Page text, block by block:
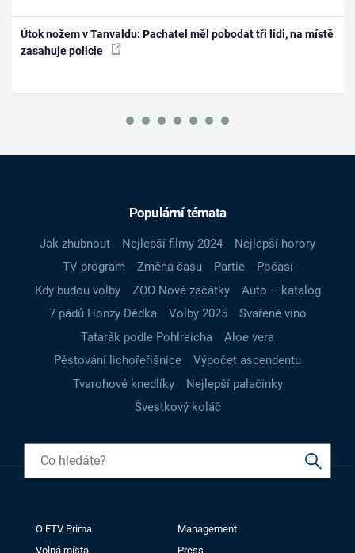
Útok nožem v Tanvaldu: Pachatel měl pobodat tři lidi, na místě
zasahuje policie
Populární témata
Jak zhubnout Nejlepší filmy 2024
Nejlepší horory
TV program
Změna času Partie
Počasí
Kdy budou volby
ZOO Nové začátky
Auto – katalog
7 pádů Honzy Dědka
Volby 2025
Svařené víno
Tatarák podle Pohlreicha
Aloe vera
Pěstování lichořeřišnice
Výpočet ascendentu
Tvarohové knedlíky
Nejlepší palačinky
Švestkový koláč
O FTV Prima
Management
Volná místa
Press